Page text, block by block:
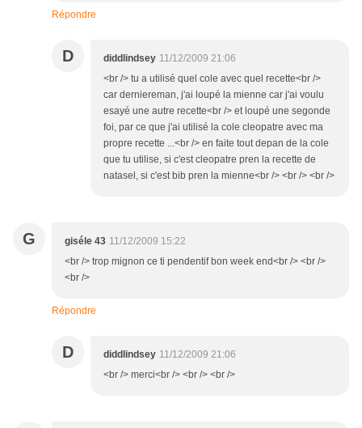
Répondre
D diddlindsey 11/12/2009 21:06
<br /> tu a utilisé quel cole avec quel recette<br />
car derniereman, j'ai loupé la mienne car j'ai voulu
esayé une autre recette<br /> et loupé une segonde
foi, par ce que j'ai utilisé la cole cleopatre avec ma
propre recette ...<br /> en faite tout depan de la cole
que tu utilise, si c'est cleopatre pren la recette de
natasel, si c'est bib pren la mienne<br /> <br /> <br />
G giséle 43 11/12/2009 15:22
<br /> trop mignon ce ti pendentif bon week end<br /> <br />
<br />
Répondre
D diddlindsey 11/12/2009 21:06
<br /> merci<br /> <br /> <br />